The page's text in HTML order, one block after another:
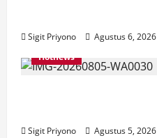
Sigit Priyono
Agustus 6, 2026
Hotnews
Sigit Priyono
Agustus 5, 2026